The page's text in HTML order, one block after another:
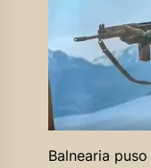
Balnearia